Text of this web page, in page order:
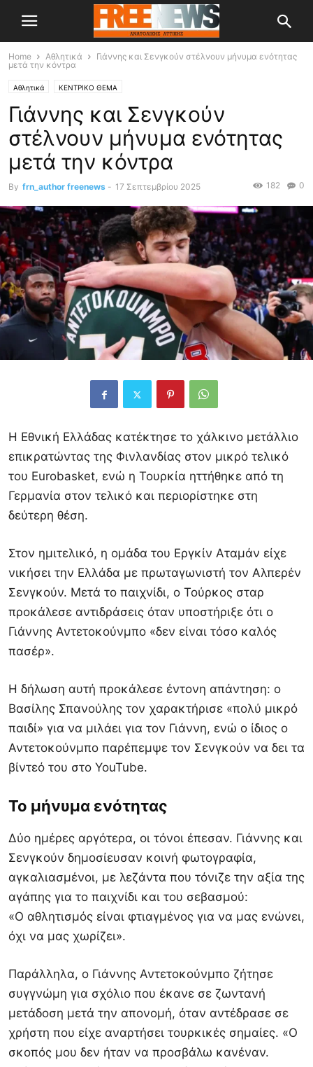
Home Αθλητικά
Γιάννης και Σενγκούν στέλνουν μήνυμα ενότητας
μετά την κόντρα
Αθλητικά ΚΕΝΤΡΙΚΟ ΘΕΜΑ
Γιάννης και Σενγκούν
στέλνουν μήνυμα ενότητας
μετά την κόντρα
By frn_author freenews - 17 Σεπτεμβρίου 2025 0
182
Η Εθνική Ελλάδας κατέκτησε το χάλκινο μετάλλιο
επικρατώντας της Φινλανδίας στον μικρό τελικό
του Eurobasket, ενώ η Τουρκία ηττήθηκε από τη
Γερμανία στον τελικό και περιορίστηκε στη
δεύτερη θέση.
Στον ημιτελικό, η ομάδα του Εργκίν Αταμάν είχε
νικήσει την Ελλάδα με πρωταγωνιστή τον Αλπερέν
Σενγκούν. Μετά το παιχνίδι, ο Τούρκος σταρ
προκάλεσε αντιδράσεις όταν υποστήριξε ότι ο
Γιάννης Αντετοκούνμπο «δεν είναι τόσο καλός
πασέρ».
Η δήλωση αυτή προκάλεσε έντονη απάντηση: ο
Βασίλης Σπανούλης τον χαρακτήρισε «πολύ μικρό
παιδί» για να μιλάει για τον Γιάννη, ενώ ο ίδιος ο
Αντετοκούνμπο παρέπεμψε τον Σενγκούν να δει τα
βίντεό του στο YouTube.
Το μήνυμα ενότητας
Δύο ημέρες αργότερα, οι τόνοι έπεσαν. Γιάννης και
Σενγκούν δημοσίευσαν κοινή φωτογραφία,
αγκαλιασμένοι, με λεζάντα που τόνιζε την αξία της
αγάπης για το παιχνίδι και του σεβασμού:
«Ο αθλητισμός είναι φτιαγμένος για να μας ενώνει,
όχι να μας χωρίζει».
Παράλληλα, ο Γιάννης Αντετοκούνμπο ζήτησε
συγγνώμη για σχόλιο που έκανε σε ζωντανή
μετάδοση μετά την απονομή, όταν αντέδρασε σε
χρήστη που είχε αναρτήσει τουρκικές σημαίες. «Ο
σκοπός μου δεν ήταν να προσβάλω κανέναν.